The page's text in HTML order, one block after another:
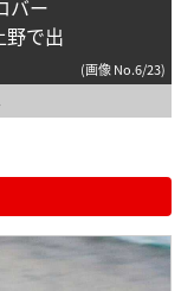
バー
野で出
(画像 No.6/23)